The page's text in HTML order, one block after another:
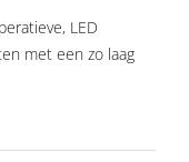
LED
met een zo laag